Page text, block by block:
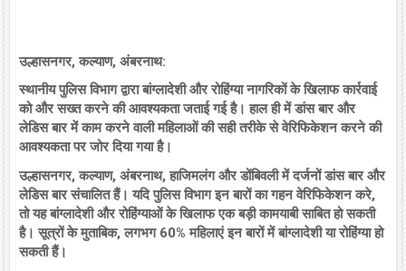
उल्हासनगर, कल्याण, अंबरनाथ:
स्थानीय पुलिस विभाग द्वारा बांग्लादेशी और रोहिंग्या नागरिकों के खिलाफ कार्रवाई
को और सख्त करने की आवश्यकता जताई गई है। हाल ही में डांस बार और
लेडिस बार में काम करने वाली महिलाओं की सही तरीके से वेरिफिकेशन करने की
आवश्यकता पर जोर दिया गया है।
उल्हासनगर, कल्याण, अंबरनाथ, हाजिमलंग और डोंबिवली में दर्जनों डांस बार और
लेडिस बार संचालित हैं। यदि पुलिस विभाग इन बारों का गहन वेरिफिकेशन करे,
तो यह बांग्लादेशी और रोहिंग्याओं के खिलाफ एक बड़ी कामयाबी साबित हो सकती
है। सूत्रों के मुताबिक, लगभग 60% महिलाएं इन बारों में बांग्लादेशी या रोहिंग्या हो
सकती हैं।